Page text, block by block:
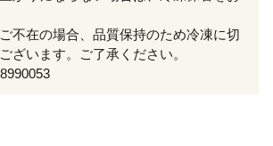
不在の場合、品質保持のため冷凍に切
ざいます。ご了承ください。